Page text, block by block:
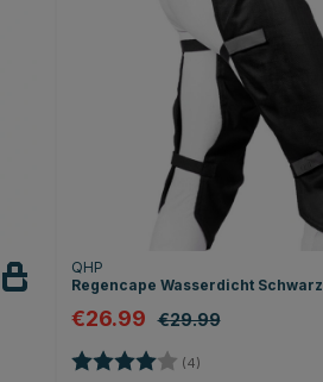
QHP
Regencape Wasserdicht Schwarz
€26.99 €29.99
Bewertung: (4)